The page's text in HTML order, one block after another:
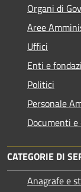
Organi di
Aree
Uffici
Enti e
Politici
Personale
Documenti e
CATEGORIE DI
Anagrafe e